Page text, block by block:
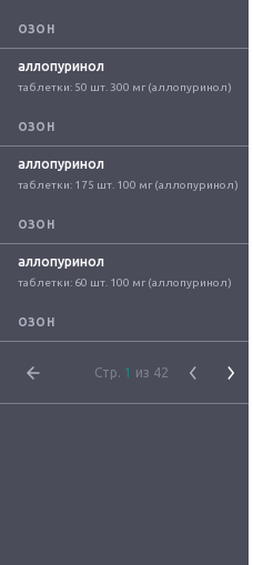
ОЗОН
аллопуринол
таблетки: 50 шт. 300 мг (аллопуринол)
ОЗОН
аллопуринол
таблетки: 175 шт. 100 мг (аллопуринол)
ОЗОН
аллопуринол
таблетки: 60 шт. 100 мг (аллопуринол)
ОЗОН
Стр. 1 из 42